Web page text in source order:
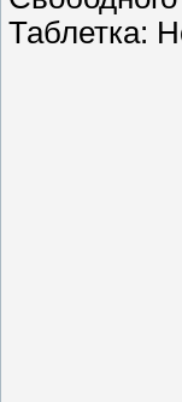
Таблетка: